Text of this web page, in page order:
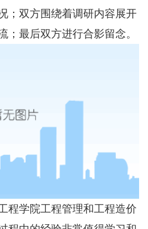
；双方围绕着调研内容展开
；最后双方进行合影留念。
学院工程管理和工程造价